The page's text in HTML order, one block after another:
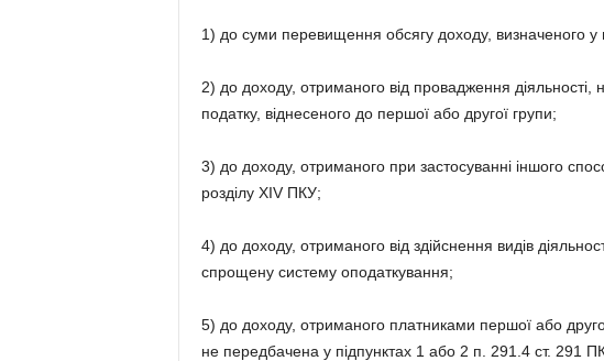
1) до суми перевищення обсягу доходу, визначеного
2) до доходу, отриманого від провадження діяльності,
податку, віднесеного до першої або другої групи;
3) до доходу, отриманого при застосуванні іншого
розділу XIV ПКУ;
4) до доходу, отриманого від здійснення видів
спрощену систему оподаткування;
5) до доходу, отриманого платниками першої або
не передбачена у підпунктах 1 або 2 п. 291.4 ст. 291